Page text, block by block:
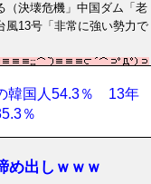
（決壊危機」中国ダム「老
風13号「非常に強い勢力で
韓国人54.3％ 13年
％
め出しｗｗｗ